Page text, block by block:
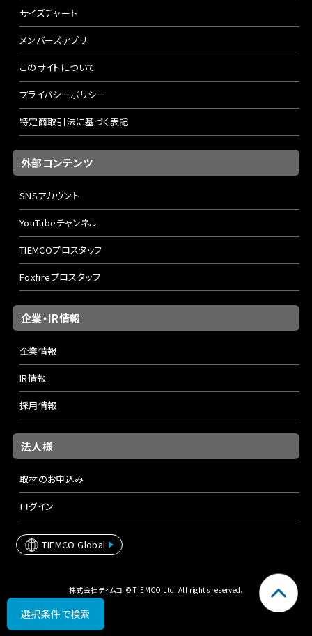
選択条件で検索
サイズチャート
メンバーズアプリ
このサイトについて
プライバシーポリシー
特定商取引法に基づく表記
外部コンテンツ
SNSアカウント
YouTubeチャンネル
TIEMCOプロスタッフ
Foxfireプロスタッフ
企業・IR情報
企業情報
IR情報
採用情報
法人様
取材のお申込み
ログイン
TIEMCO Global
株式会社ティムコ © TIEMCO Ltd. All rights reserved.